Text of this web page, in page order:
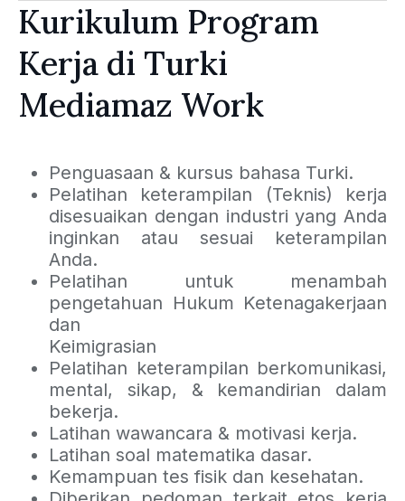
Kurikulum Program
Kerja di Turki
Mediamaz Work
Penguasaan & kursus bahasa Turki.
Pelatihan keterampilan (Teknis) kerja
disesuaikan dengan industri yang Anda
inginkan atau sesuai keterampilan
Anda.
Pelatihan untuk menambah
pengetahuan Hukum Ketenagakerjaan
dan
Keimigrasian
Pelatihan keterampilan berkomunikasi,
mental, sikap, & kemandirian dalam
bekerja.
Latihan wawancara & motivasi kerja.
Latihan soal matematika dasar.
Kemampuan tes fisik dan kesehatan.